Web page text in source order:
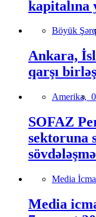
kapitalına
Böyük
Ankara,
qarşı
Amerika,
SOFAZ
sektoruna
Media
Media